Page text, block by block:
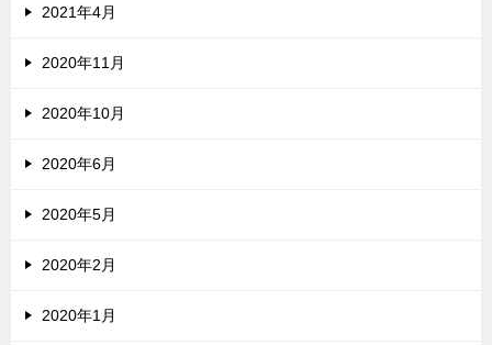
2021年4月
2020年11月
2020年10月
2020年6月
2020年5月
2020年2月
2020年1月